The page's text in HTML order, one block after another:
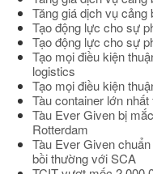
Tăng giá dịch vụ
Tạo động lực cho sự
Tạo động lực cho sự
Tạo mọi điều kiện
logistics
Tạo mọi điều kiện
Tàu container lớn
Tàu Ever Given bị
Rotterdam
Tàu Ever Given
bồi thường với SCA